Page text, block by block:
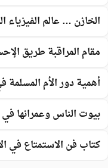
الخازن … عالم الفيزياء
مقام المراقبة طريق
أهمية دور الأم المسلمة
بيوت الناس وعمرانها
كتاب فن الاستمتاع في